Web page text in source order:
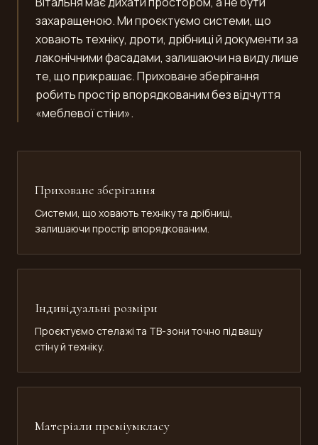
захаращеною. Ми проєктуємо системи, що
ховають техніку, дроти, дрібниці й документи за
лаконічними фасадами, залишаючи на виду лише
те, що прикрашає. Приховане зберігання
робить простір впорядкованим без відчуття
«меблевої стіни».
Приховане зберігання
Системи, що ховають техніку та дрібниці,
залишаючи простір впорядкованим.
Індивідуальні розміри
Проєктуємо стелажі та ТВ-зони точно під вашу
стіну й техніку.
Матеріали преміумкласу